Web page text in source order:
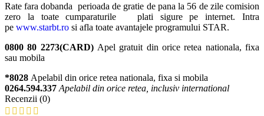
Rate fara dobanda perioada de gratie de pana la 56 de zile comision
zero la toate cumparaturile plati sigure pe internet. Intra
pe www.starbt.ro si afla toate avantajele programului STAR.
0800 80 2273(CARD)Apel gratuit din orice retea nationala, fixa
sau mobila
*8028 Apelabil din orice retea nationala, fixa si mobila
0264.594.337 Apelabil din orice retea, inclusiv international
Recenzii (0)